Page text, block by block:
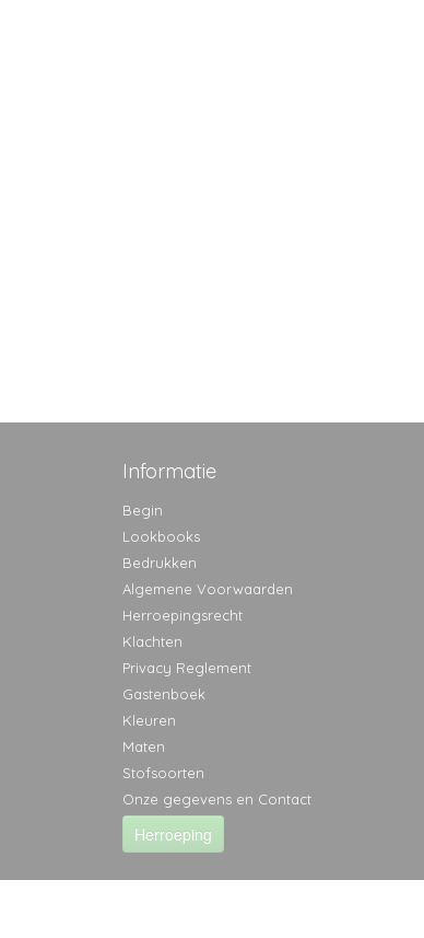
Informatie
Begin
Lookbooks
Bedrukken
Algemene Voorwaarden
Herroepingsrecht
Klachten
Privacy Reglement
Gastenboek
Kleuren
Maten
Stofsoorten
Onze gegevens en Contact
Herroeping